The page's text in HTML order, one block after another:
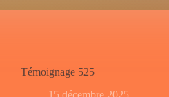
Témoignage 525